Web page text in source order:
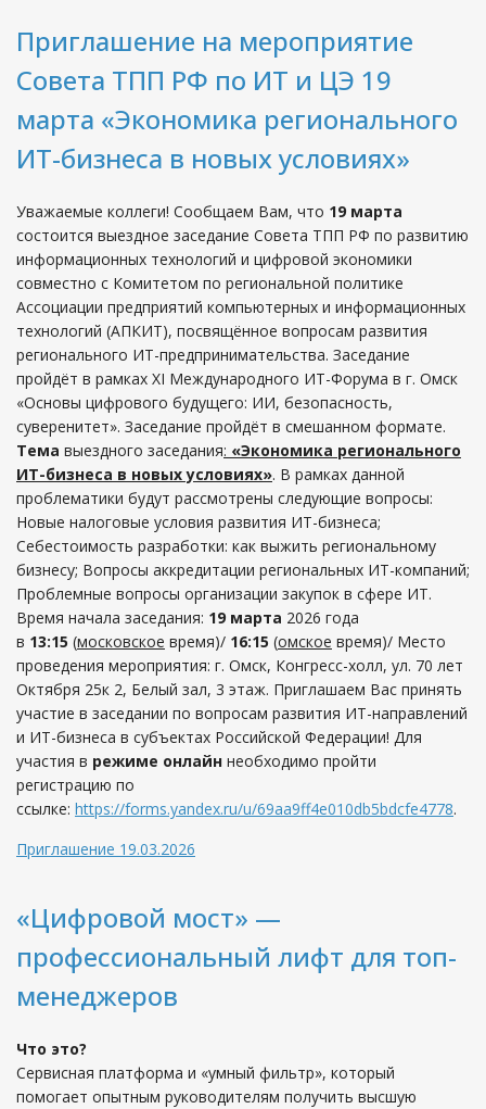
Приглашение на мероприятие
Совета ТПП РФ по ИТ и ЦЭ 19
марта «Экономика регионального
ИТ-бизнеса в новых условиях»
Уважаемые коллеги! Сообщаем Вам, что 19 марта
состоится выездное заседание Совета ТПП РФ по развитию
информационных технологий и цифровой экономики
совместно с Комитетом по региональной политике
Ассоциации предприятий компьютерных и информационных
технологий (АПКИТ), посвящённое вопросам развития
регионального ИТ-предпринимательства. Заседание
пройдёт в рамках XI Международного ИТ-Форума в г. Омск
«Основы цифрового будущего: ИИ, безопасность,
суверенитет». Заседание пройдёт в смешанном формате.
Тема выездного заседания: «Экономика регионального
ИТ-бизнеса в новых условиях». В рамках данной
проблематики будут рассмотрены следующие вопросы:
Новые налоговые условия развития ИТ-бизнеса;
Себестоимость разработки: как выжить региональному
бизнесу; Вопросы аккредитации региональных ИТ-компаний;
Проблемные вопросы организации закупок в сфере ИТ.
Время начала заседания: 19 марта 2026 года
в 13:15 (московское время)/ 16:15 (омское время)/ Место
проведения мероприятия: г. Омск, Конгресс-холл, ул. 70 лет
Октября 25к 2, Белый зал, 3 этаж. Приглашаем Вас принять
участие в заседании по вопросам развития ИТ-направлений
и ИТ-бизнеса в субъектах Российской Федерации! Для
участия в режиме онлайн необходимо пройти
регистрацию по
ссылке: https://forms.yandex.ru/u/69aa9ff4e010db5bdcfe4778.
Приглашение 19.03.2026
«Цифровой мост» —
профессиональный лифт для топ-
менеджеров
Что это?
Сервисная платформа и «умный фильтр», который
помогает опытным руководителям получить высшую